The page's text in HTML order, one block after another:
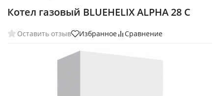
Котел газовый BLUEHELIX ALPHA 28 C
Оставить отзыв Избранное Сравнение